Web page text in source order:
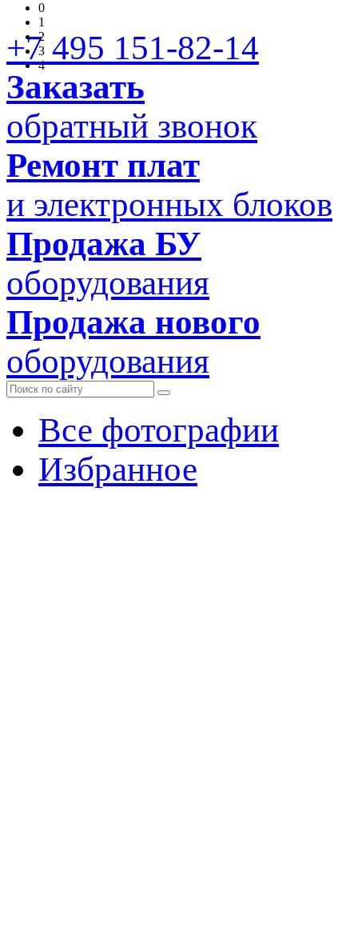
0
1
2
3
4
+7 495 151-82-14
Заказать
обратный звонок
Ремонт плат
и электронных блоков
Продажа БУ
оборудования
Продажа нового
оборудования
Все фотографии
Избранное